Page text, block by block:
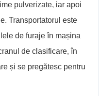
pulverizate, iar apoi
Transportatorul este
de furaje în mașina
de clasificare, în
și se pregătesc pentru